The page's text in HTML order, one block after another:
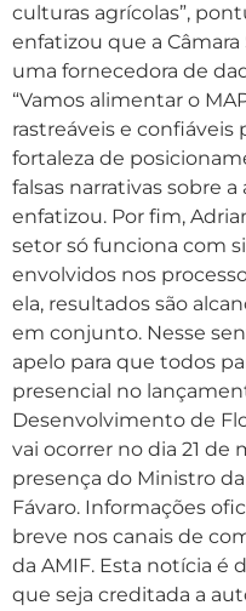
culturas agrícolas”,
enfatizou que a
uma fornecedora de
“Vamos alimentar o
rastreáveis e
fortaleza de
falsas narrativas sobre
enfatizou. Por fim,
setor só funciona com
envolvidos nos
ela, resultados são
em conjunto. Nesse
apelo para que todos
presencial no
Desenvolvimento de
vai ocorrer no dia 21 de
presença do Ministro
Fávaro. Informações
breve nos canais de
da AMIF. Esta notícia é
que seja creditada a